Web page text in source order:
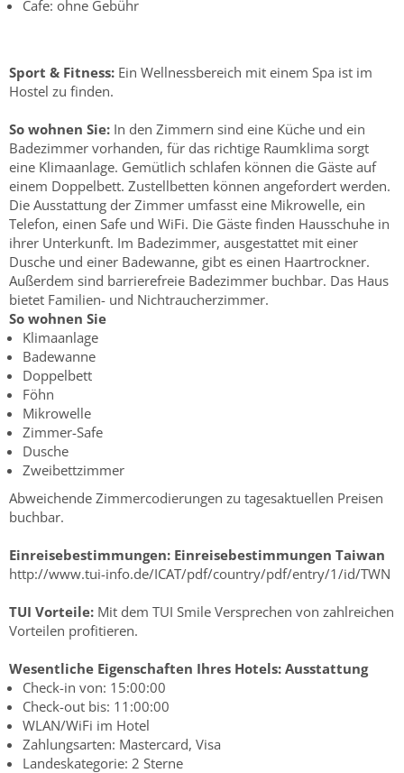
Cafe: ohne Gebühr
Sport & Fitness: Ein Wellnessbereich mit einem Spa ist im
Hostel zu finden.
So wohnen Sie: In den Zimmern sind eine Küche und ein
Badezimmer vorhanden, für das richtige Raumklima sorgt
eine Klimaanlage. Gemütlich schlafen können die Gäste auf
einem Doppelbett. Zustellbetten können angefordert werden.
Die Ausstattung der Zimmer umfasst eine Mikrowelle, ein
Telefon, einen Safe und WiFi. Die Gäste finden Hausschuhe in
ihrer Unterkunft. Im Badezimmer, ausgestattet mit einer
Dusche und einer Badewanne, gibt es einen Haartrockner.
Außerdem sind barrierefreie Badezimmer buchbar. Das Haus
bietet Familien- und Nichtraucherzimmer.
So wohnen Sie
Klimaanlage
Badewanne
Doppelbett
Föhn
Mikrowelle
Zimmer-Safe
Dusche
Zweibettzimmer
Abweichende Zimmercodierungen zu tagesaktuellen Preisen
buchbar.
Einreisebestimmungen: Einreisebestimmungen Taiwan
http://www.tui-info.de/ICAT/pdf/country/pdf/entry/1/id/TWN
TUI Vorteile: Mit dem TUI Smile Versprechen von zahlreichen
Vorteilen profitieren.
Wesentliche Eigenschaften Ihres Hotels: Ausstattung
Check-in von: 15:00:00
Check-out bis: 11:00:00
WLAN/WiFi im Hotel
Zahlungsarten: Mastercard, Visa
Landeskategorie: 2 Sterne